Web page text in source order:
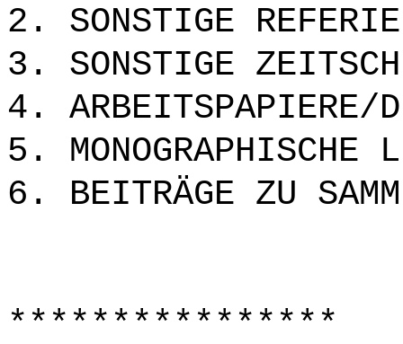
2. SONSTIGE
3. SONSTIGE
4. ARBEITSPAPIERE/
5. MONOGRAPHISCHE
6. BEITRÄGE ZU
****************